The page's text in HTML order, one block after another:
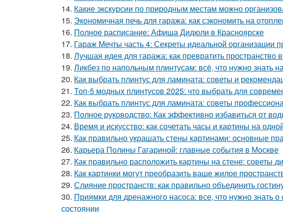
14. Какие экскурсии по природным местам можно
15. Экономичная печь для гаража: как сэкономить на
16. Полное расписание: Афиша Дидюли в Красноярске
17. Гараж Мечты часть 4: Секреты идеальной организации
18. Лучшая идея для гаража: как превратить
19. Ликбез по напольным плинтусам: всё, что нужно знать
20. Как выбрать плинтус для ламината: советы и
21. Топ-5 модных плинтусов 2025: что выбрать для
22. Как выбрать плинтус для ламината: советы
23. Полное руководство: Как эффективно избавиться от
24. Время и искусство: как сочетать часы и картины на
25. Как правильно украшать стены картинами: основные
26. Карьера Полины Гагариной: главные события в Москве
27. Как правильно расположить картины на стене: советы
28. Как картинки могут преобразить ваше жилое
29. Слияние пространств: как правильно объединить
30. Приямки для дренажного насоса: все, что нужно знать
состоянии